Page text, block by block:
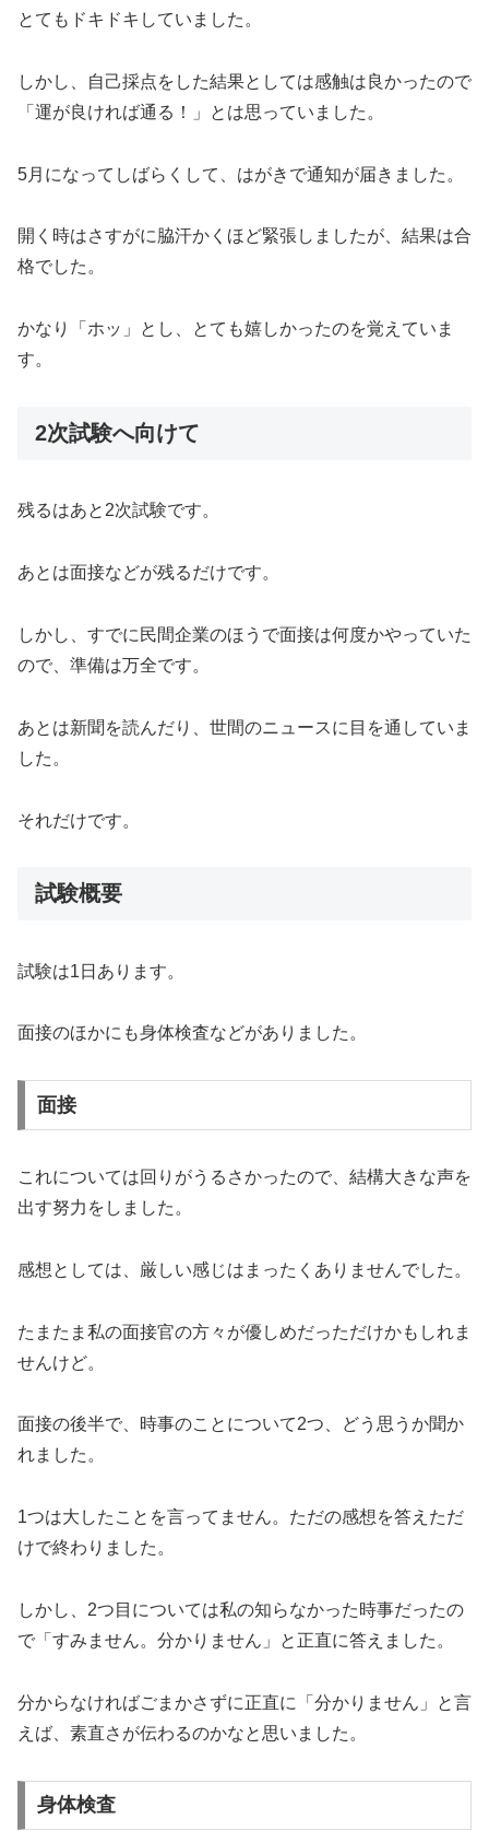
とてもドキドキしていました。
しかし、自己採点をした結果としては感触は良かったので
「運が良ければ通る！」とは思っていました。
5月になってしばらくして、はがきで通知が届きました。
開く時はさすがに脇汗かくほど緊張しましたが、結果は合
格でした。
かなり「ホッ」とし、とても嬉しかったのを覚えていま
す。
2次試験へ向けて
残るはあと2次試験です。
あとは面接などが残るだけです。
しかし、すでに民間企業のほうで面接は何度かやっていた
ので、準備は万全です。
あとは新聞を読んだり、世間のニュースに目を通していま
した。
それだけです。
試験概要
試験は1日あります。
面接のほかにも身体検査などがありました。
面接
これについては回りがうるさかったので、結構大きな声を
出す努力をしました。
感想としては、厳しい感じはまったくありませんでした。
たまたま私の面接官の方々が優しめだっただけかもしれま
せんけど。
面接の後半で、時事のことについて2つ、どう思うか聞か
れました。
1つは大したことを言ってません。ただの感想を答えただ
けで終わりました。
しかし、2つ目については私の知らなかった時事だったの
で「すみません。分かりません」と正直に答えました。
分からなければごまかさずに正直に「分かりません」と言
えば、素直さが伝わるのかなと思いました。
身体検査